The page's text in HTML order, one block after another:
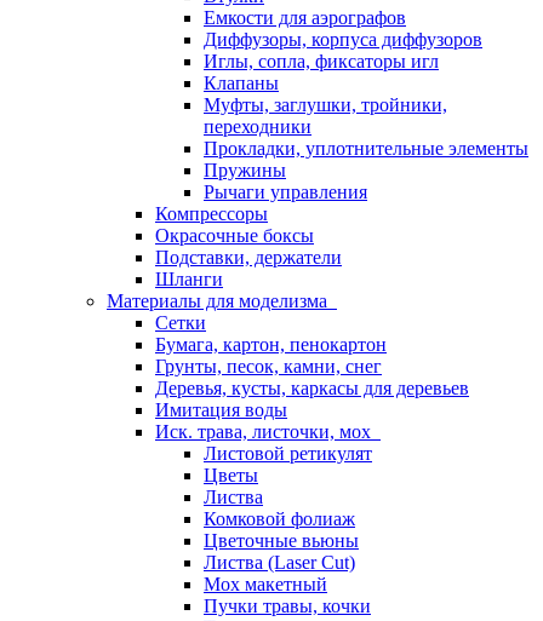
Емкости для аэрографов
Диффузоры, корпуса диффузоров
Иглы, сопла, фиксаторы игл
Клапаны
Муфты, заглушки, тройники,
переходники
Прокладки, уплотнительные элементы
Пружины
Рычаги управления
Компрессоры
Окрасочные боксы
Подставки, держатели
Шланги
Материалы для моделизма
Сетки
Бумага, картон, пенокартон
Грунты, песок, камни, снег
Деревья, кусты, каркасы для деревьев
Имитация воды
Иск. трава, листочки, мох
Листовой ретикулят
Цветы
Листва
Комковой фолиаж
Цветочные вьюны
Листва (Laser Cut)
Мох макетный
Пучки травы, кочки